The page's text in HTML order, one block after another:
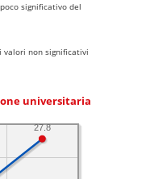
significativo del
valori non significativi
universitaria
27.8